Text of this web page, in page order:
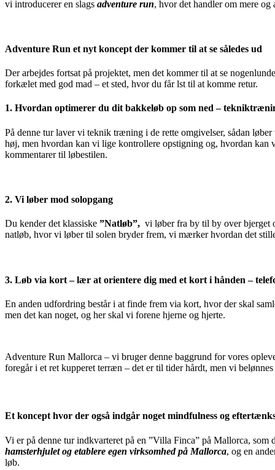
vi introducerer en slags adventure run, hvor det handler om mere
Adventure Run et nyt koncept der kommer til at se således ud
Der arbejdes fortsat på projektet, men det kommer til at se
forkælet med god mad – et sted, hvor du får lst til at komme retur.
1. Hvordan optimerer du dit bakkeløb op som ned –
På denne tur laver vi teknik træning i de rette omgivelser, sådan
høj, men hvordan kan vi lige kontrollere opstigning og, hvordan
kommentarer til løbestilen.
2. Vi løber mod solopgang
Du kender det klassiske ”Natløb”, vi løber fra by til by over bjerget
natløb, hvor vi løber til solen bryder frem, vi mærker hvordan det
3. Løb via kort – lær at orientere dig med et kort i hånden –
En anden udfordring består i at finde frem via kort, hvor der skal
men det kan noget, og her skal vi forene hjerne og hjerte.
Adventure Run Mallorca – vi bruger denne baggrund for vores
foregår i et ret kupperet terræn – det er til tider hårdt, men vi
Et koncept hvor der også indgår noget mindfulness og
Vi er på denne tur indkvarteret på en ”Villa Finca” på Mallorca,
hamsterhjulet og etablere egen virksomhed på Mallorca, og en
løb.